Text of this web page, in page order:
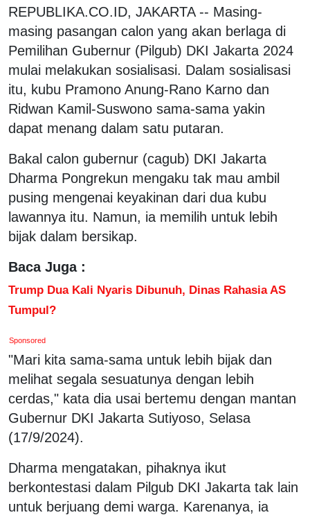
REPUBLIKA.CO.ID, JAKARTA -- Masing-
masing pasangan calon yang akan berlaga di
Pemilihan Gubernur (Pilgub) DKI Jakarta 2024
mulai melakukan sosialisasi. Dalam sosialisasi
itu, kubu Pramono Anung-Rano Karno dan
Ridwan Kamil-Suswono sama-sama yakin
dapat menang dalam satu putaran.
Bakal calon gubernur (cagub) DKI Jakarta
Dharma Pongrekun mengaku tak mau ambil
pusing mengenai keyakinan dari dua kubu
lawannya itu. Namun, ia memilih untuk lebih
bijak dalam bersikap.
Baca Juga :
Trump Dua Kali Nyaris Dibunuh, Dinas Rahasia AS
Tumpul?
Sponsored
"Mari kita sama-sama untuk lebih bijak dan
melihat segala sesuatunya dengan lebih
cerdas," kata dia usai bertemu dengan mantan
Gubernur DKI Jakarta Sutiyoso, Selasa
(17/9/2024).
Dharma mengatakan, pihaknya ikut
berkontestasi dalam Pilgub DKI Jakarta tak lain
untuk berjuang demi warga. Karenanya, ia